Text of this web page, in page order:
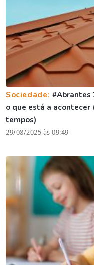
Sociedade: #Abrantes
o que está a acontecer
tempos)
29/08/2025 às 09:49